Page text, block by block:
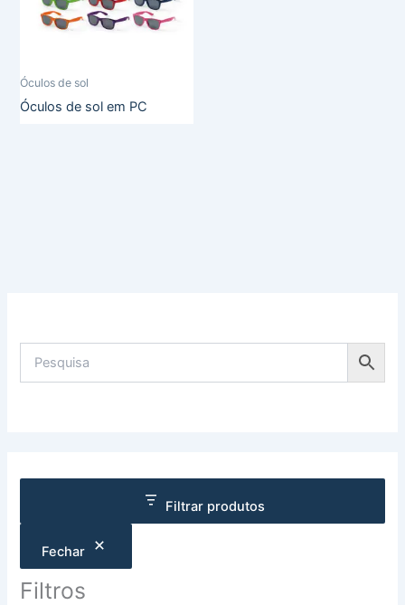
Filtrar produtos
Fechar
Filtros
Óculos de sol
Óculos de sol em PC